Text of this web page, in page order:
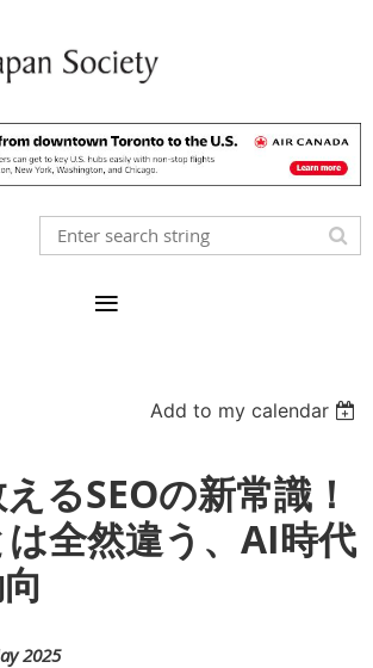
Add to my calendar
るSEOの新常識！
全然違う、AI時代
2025